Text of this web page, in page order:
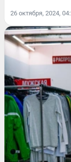
26 октября, 2024,